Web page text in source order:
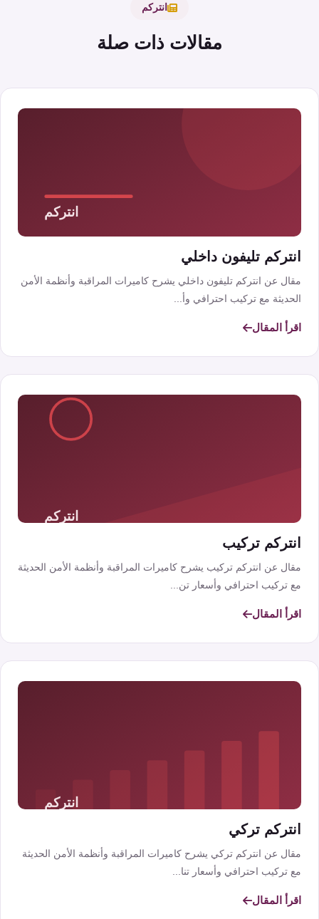
انتركم
مقالات ذات صلة
انتركم تليفون داخلي
مقال عن انتركم تليفون داخلي يشرح كاميرات المراقبة وأنظمة الأمن
الحديثة مع تركيب احترافي وأ...
اقرأ المقال
انتركم تركيب
مقال عن انتركم تركيب يشرح كاميرات المراقبة وأنظمة الأمن الحديثة
مع تركيب احترافي وأسعار تن...
اقرأ المقال
انتركم تركي
مقال عن انتركم تركي يشرح كاميرات المراقبة وأنظمة الأمن الحديثة
مع تركيب احترافي وأسعار تنا...
اقرأ المقال